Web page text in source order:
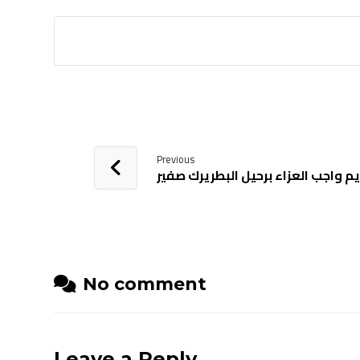
Previous
واجب العزاء برحيل البطريرك صفير
No comment